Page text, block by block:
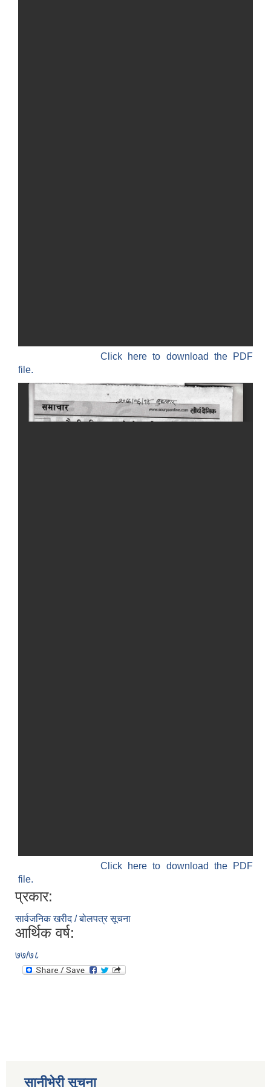
Click here to download the PDF
file.
Click here to download the PDF
file.
प्रकार:
सार्वजनिक खरीद / बोलपत्र सूचना
आर्थिक वर्ष:
७७/७८
सानीभेरी सूचना